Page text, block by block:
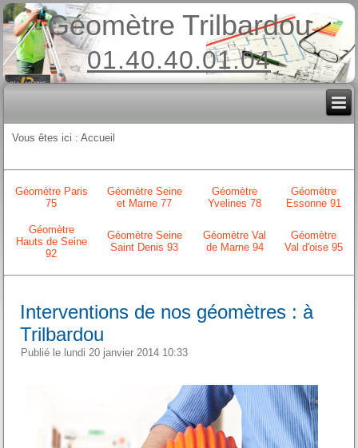
Géomètre Trilbardou
01.40.40.01.04
Vous êtes ici :Accueil
Géomètre Paris
75
Géomètre Seine
et Marne 77
Géomètre
Yvelines 78
Géomètre
Essonne 91
Géomètre
Hauts de Seine
92
Géomètre Seine
Saint Denis 93
Géomètre Val
de Marne 94
Géomètre
Val d'oise 95
Interventions de nos géomètres : à
Trilbardou
Publié le lundi 20 janvier 2014 10:33